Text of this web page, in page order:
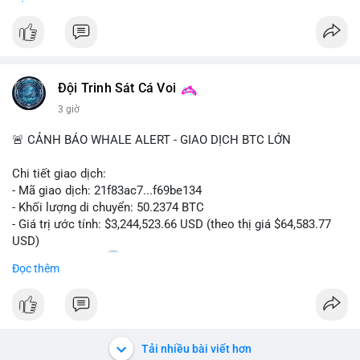
#bitcoin #cryptosecurity #btc
#vlikevn #titanbot
📰 Nguồn: Cointelegraph
Đội Trinh Sát Cá Voi
3 giờ
🚨 CẢNH BÁO WHALE ALERT - GIAO DỊCH BTC LỚN
Chi tiết giao dịch:
- Mã giao dịch: 21f83ac7...f69be134
- Khối lượng di chuyển: 50.2374 BTC
- Giá trị ước tính: $3,244,523.66 USD (theo thị giá $64,583.77
USD)
Nhận định phân tích: Giao dịch 50.2374 BTC trị giá hơn 3.24
triệu USD được phát hiện trong mempool, chưa được xác
chiến lược chuyển ví lạnh để tích lũy dài hạn, không phải hành
Đọc thêm
Tải nhiều bài viết hơn